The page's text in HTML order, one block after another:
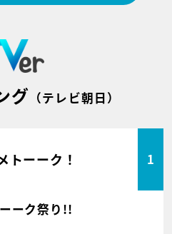
グ （テレビ朝日）
トーーク！ 1
ーク祭り!!